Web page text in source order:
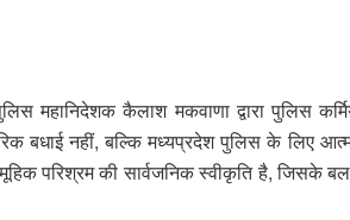
महानिदेशक कैलाश मकवाणा द्वारा पुलिस
बधाई नहीं, बल्कि मध्यप्रदेश पुलिस के लिए
परिश्रम की सार्वजनिक स्वीकृति है, जिसके